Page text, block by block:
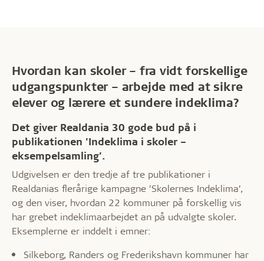
Hvordan kan skoler – fra vidt forskellige
udgangspunkter – arbejde med at sikre
elever og lærere et sundere indeklima?
Det giver Realdania 30 gode bud på i
publikationen ’Indeklima i skoler –
eksempelsamling’.
Udgivelsen er den tredje af tre publikationer i
Realdanias flerårige kampagne ’Skolernes Indeklima’,
og den viser, hvordan 22 kommuner på forskellig vis
har grebet indeklimaarbejdet an på udvalgte skoler.
Eksemplerne er inddelt i emner:
Silkeborg, Randers og Frederikshavn kommuner har